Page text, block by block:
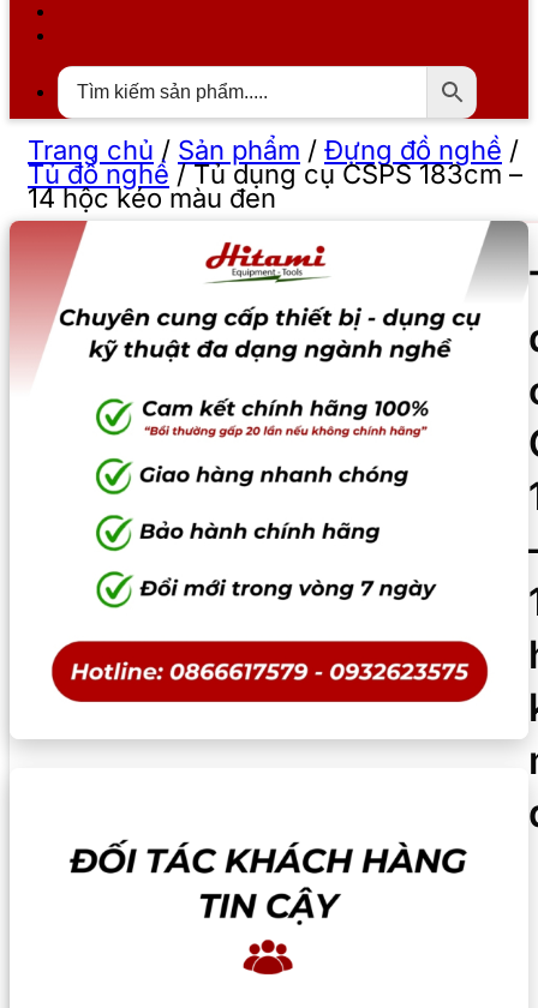
Trang chủ / Sản phẩm / Đựng đồ nghề /
Tủ đồ nghề /Tủ dụng cụ CSPS 183cm –
14 hộc kéo màu đen